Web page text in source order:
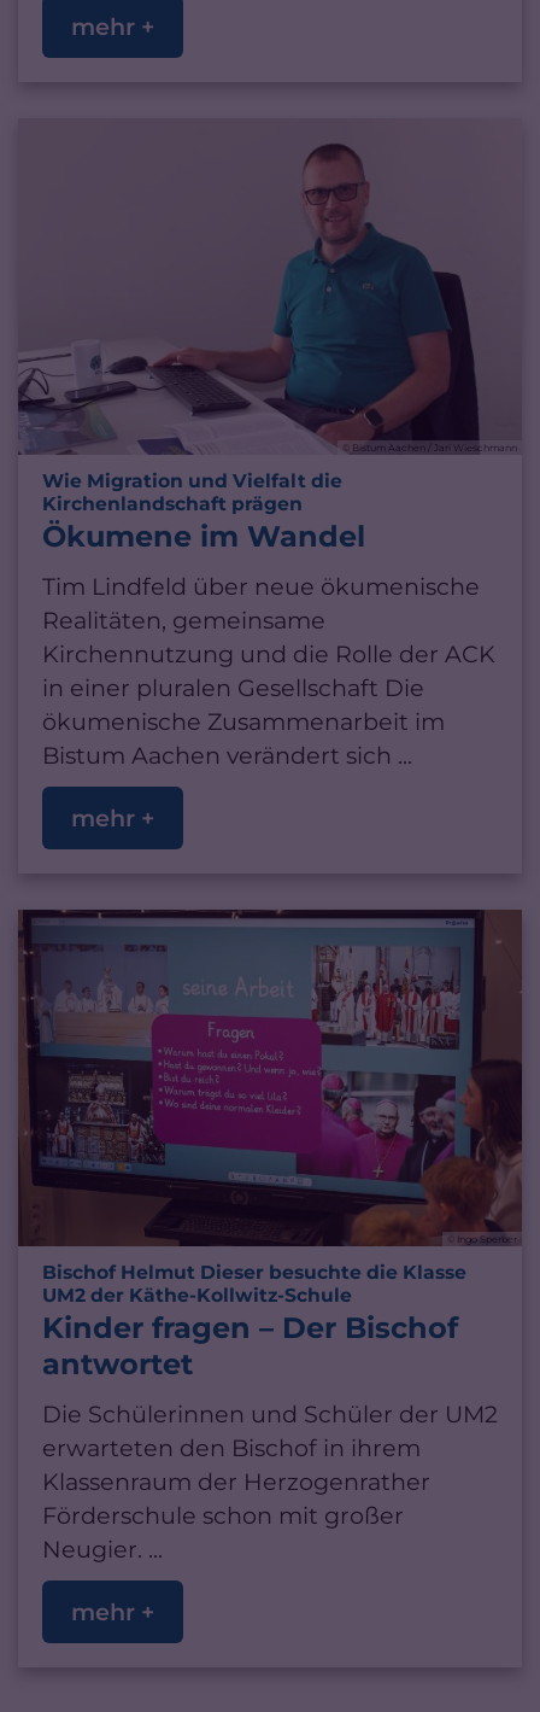
mehr +
© Bistum Aachen / Jari Wieschmann
Wie Migration und Vielfalt die
Kirchenlandschaft prägen
Ökumene im Wandel
Tim Lindfeld über neue ökumenische
Realitäten, gemeinsame
Kirchennutzung und die Rolle der ACK
in einer pluralen Gesellschaft Die
ökumenische Zusammenarbeit im
Bistum Aachen verändert sich ...
mehr +
© Ingo Sperber
Bischof Helmut Dieser besuchte die Klasse
UM2 der Käthe-Kollwitz-Schule
Kinder fragen – Der Bischof
antwortet
Die Schülerinnen und Schüler der UM2
erwarteten den Bischof in ihrem
Klassenraum der Herzogenrather
Förderschule schon mit großer
Neugier. ...
mehr +